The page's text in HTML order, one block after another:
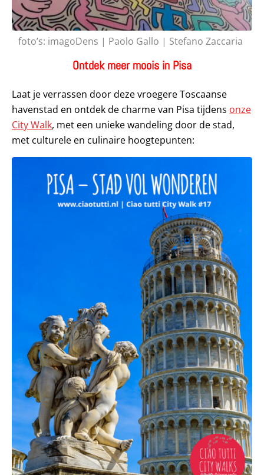
foto’s: imagoDens | Paolo Gallo | Stefano Zaccaria
Ontdek meer moois in Pisa
Laat je verrassen door deze vroegere Toscaanse
havenstad en ontdek de charme van Pisa tijdens onze
City Walk, met een unieke wandeling door de stad,
met culturele en culinaire hoogtepunten: